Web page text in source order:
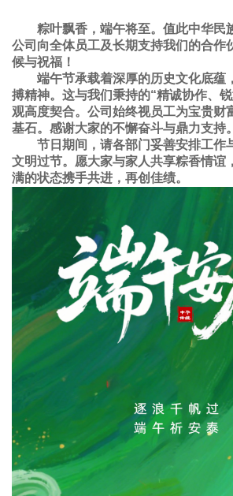
粽叶飘香，端午将至。值此中华民
公司向全体员工及长期支持我们的合作
候与祝福！
端午节承载着深厚的历史文化底蕴
搏精神。这与我们秉持的“精诚协作、
观高度契合。公司始终视员工为宝贵财
基石。感谢大家的不懈奋斗与鼎力支持。
节日期间，请各部门妥善安排工作
文明过节。愿大家与家人共享粽香情谊
满的状态携手共进，再创佳绩。